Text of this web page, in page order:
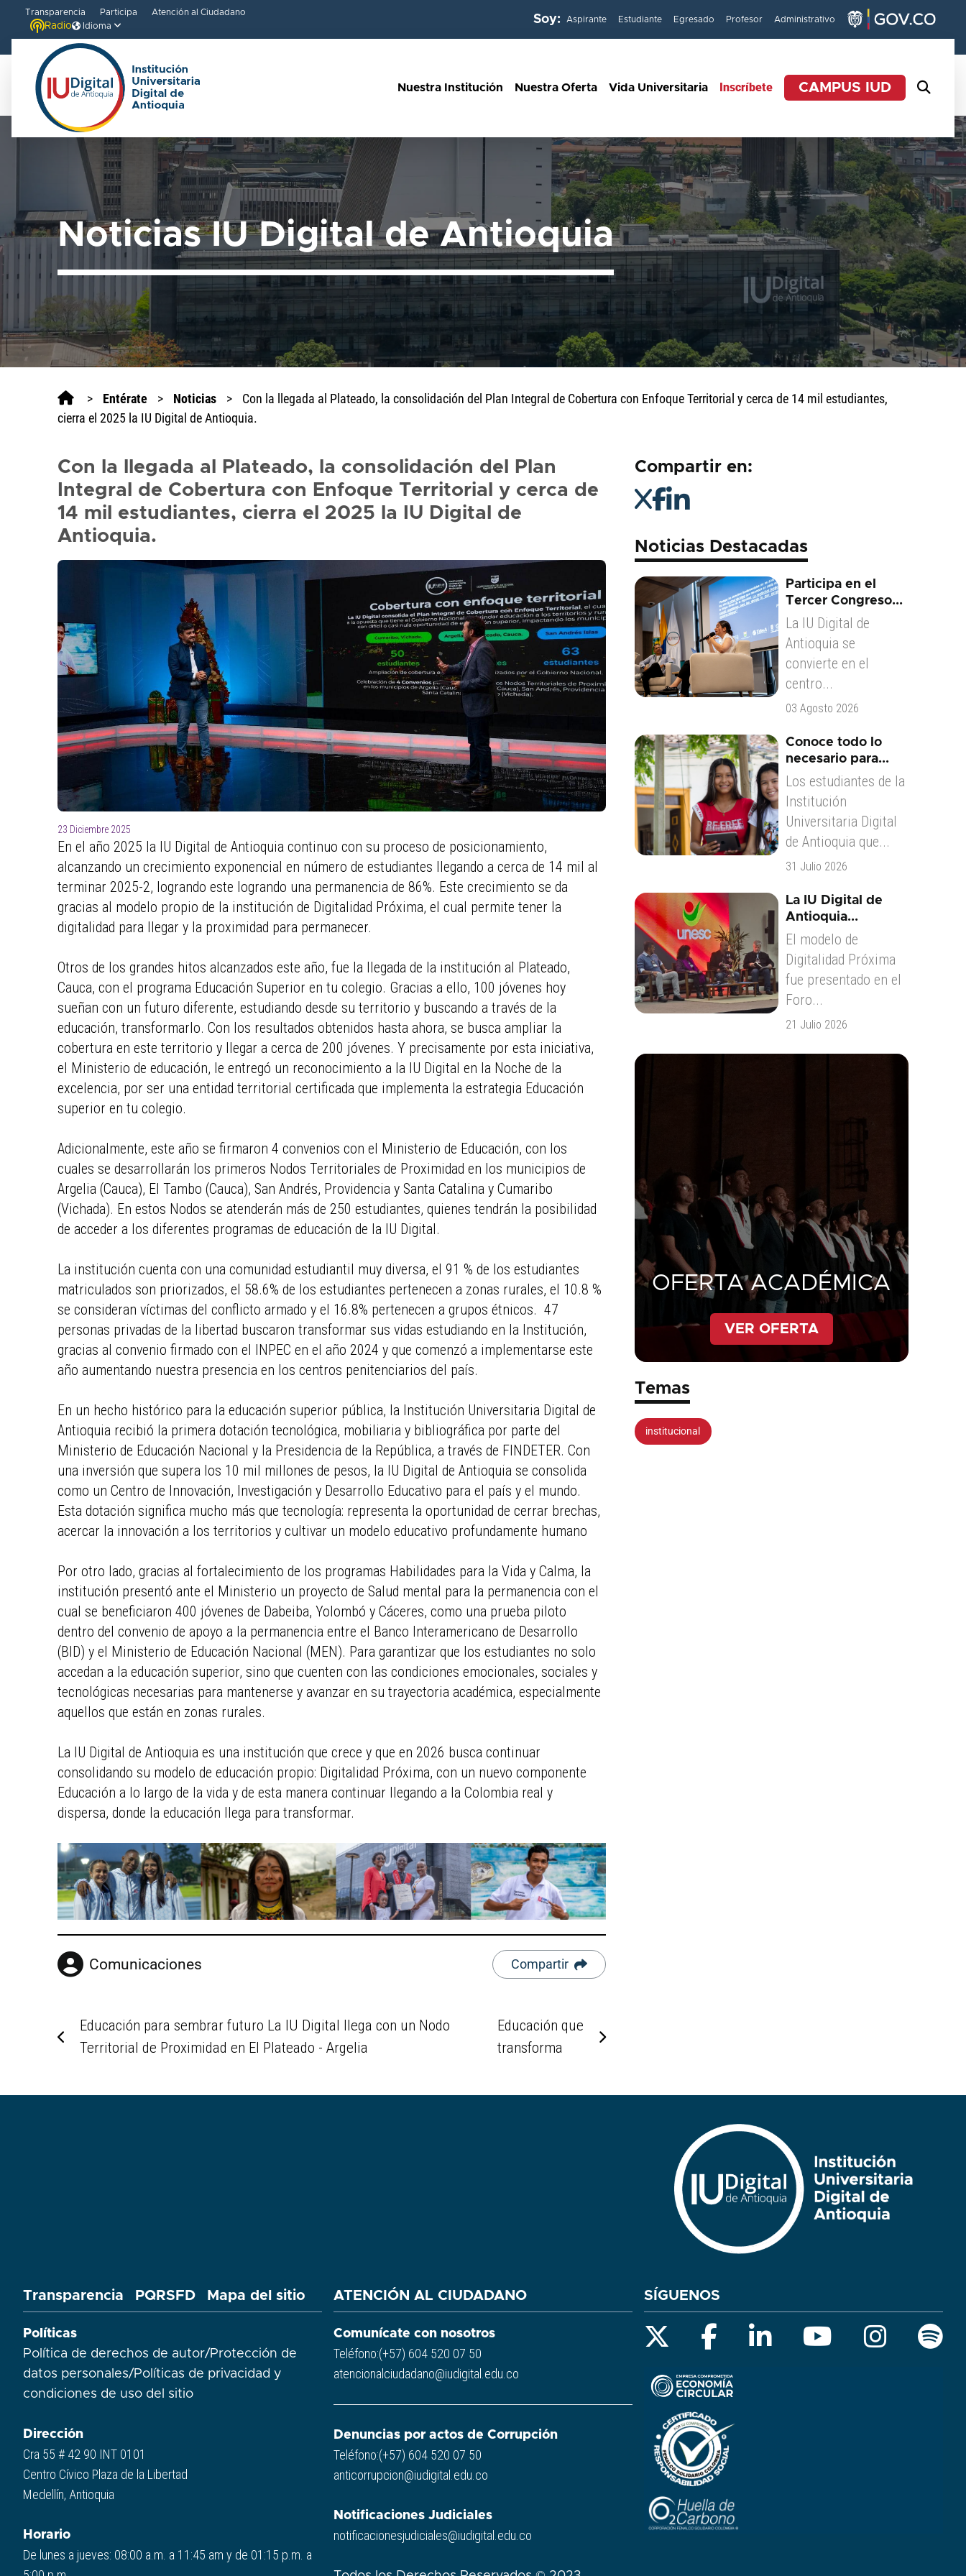
Transparencia Participa Atención al Ciudadano
Radio Idioma Soy: Aspirante Estudiante Egresado Profesor Administrativo
Nuestra Institución Nuestra Oferta Vida Universitaria Inscríbete CAMPUS IUD
Noticias IU Digital de Antioquia
> Entérate > Noticias >
Con la llegada al Plateado, la consolidación del Plan Integral de Cobertura con Enfoque Territorial y cerca de 14 mil estudiantes,
cierra el 2025 la IU Digital de Antioquia.
Con la llegada al Plateado, la consolidación del Plan
Integral de Cobertura con Enfoque Territorial y cerca de
14 mil estudiantes, cierra el 2025 la IU Digital de
Antioquia.
23 Diciembre 2025
En el año 2025 la IU Digital de Antioquia continuo con su proceso de posicionamiento,
alcanzando un crecimiento exponencial en número de estudiantes llegando a cerca de 14 mil al
terminar 2025-2, logrando este logrando una permanencia de 86%. Este crecimiento se da
gracias al modelo propio de la institución de Digitalidad Próxima, el cual permite tener la
digitalidad para llegar y la proximidad para permanecer.
Otros de los grandes hitos alcanzados este año, fue la llegada de la institución al Plateado,
Cauca, con el programa Educación Superior en tu colegio. Gracias a ello, 100 jóvenes hoy
sueñan con un futuro diferente, estudiando desde su territorio y buscando a través de la
educación, transformarlo. Con los resultados obtenidos hasta ahora, se busca ampliar la
cobertura en este territorio y llegar a cerca de 200 jóvenes. Y precisamente por esta iniciativa,
el Ministerio de educación, le entregó un reconocimiento a la IU Digital en la Noche de la
excelencia, por ser una entidad territorial certificada que implementa la estrategia Educación
superior en tu colegio.
Adicionalmente, este año se firmaron 4 convenios con el Ministerio de Educación, con los
cuales se desarrollarán los primeros Nodos Territoriales de Proximidad en los municipios de
Argelia (Cauca), El Tambo (Cauca), San Andrés, Providencia y Santa Catalina y Cumaribo
(Vichada). En estos Nodos se atenderán más de 250 estudiantes, quienes tendrán la posibilidad
de acceder a los diferentes programas de educación de la IU Digital.
La institución cuenta con una comunidad estudiantil muy diversa, el 91 % de los estudiantes
matriculados son priorizados, el 58.6% de los estudiantes pertenecen a zonas rurales, el 10.8 %
se consideran víctimas del conflicto armado y el 16.8% pertenecen a grupos étnicos. 47
personas privadas de la libertad buscaron transformar sus vidas estudiando en la Institución,
gracias al convenio firmado con el INPEC en el año 2024 y que comenzó a implementarse este
año aumentando nuestra presencia en los centros penitenciarios del país.
En un hecho histórico para la educación superior pública, la Institución Universitaria Digital de
Antioquia recibió la primera dotación tecnológica, mobiliaria y bibliográfica por parte del
Ministerio de Educación Nacional y la Presidencia de la República, a través de FINDETER. Con
una inversión que supera los 10 mil millones de pesos, la IU Digital de Antioquia se consolida
como un Centro de Innovación, Investigación y Desarrollo Educativo para el país y el mundo.
Esta dotación significa mucho más que tecnología: representa la oportunidad de cerrar brechas,
acercar la innovación a los territorios y cultivar un modelo educativo profundamente humano
Por otro lado, gracias al fortalecimiento de los programas Habilidades para la Vida y Calma, la
institución presentó ante el Ministerio un proyecto de Salud mental para la permanencia con el
cual se beneficiaron 400 jóvenes de Dabeiba, Yolombó y Cáceres, como una prueba piloto
dentro del convenio de apoyo a la permanencia entre el Banco Interamericano de Desarrollo
(BID) y el Ministerio de Educación Nacional (MEN). Para garantizar que los estudiantes no solo
accedan a la educación superior, sino que cuenten con las condiciones emocionales, sociales y
tecnológicas necesarias para mantenerse y avanzar en su trayectoria académica, especialmente
aquellos que están en zonas rurales.
La IU Digital de Antioquia es una institución que crece y que en 2026 busca continuar
consolidando su modelo de educación propio: Digitalidad Próxima, con un nuevo componente
Educación a lo largo de la vida y de esta manera continuar llegando a la Colombia real y
dispersa, donde la educación llega para transformar.
Comunicaciones Compartir
Educación para sembrar futuro La IU Digital llega con un Nodo
Territorial de Proximidad en El Plateado - Argelia
Educación que
transforma
Compartir en:
Noticias Destacadas
Participa en el
Tercer Congreso...
La IU Digital de
Antioquia se
convierte en el
centro...
03 Agosto 2026
Conoce todo lo
necesario para...
Los estudiantes de la
Institución
Universitaria Digital
de Antioquia que...
31 Julio 2026
La IU Digital de
Antioquia...
El modelo de
Digitalidad Próxima
fue presentado en el
Foro...
21 Julio 2026
OFERTA ACADÉMICA
VER OFERTA
Temas
institucional
Transparencia PQRSFD Mapa del sitio
Políticas
Política de derechos de autor/Protección de
datos personales/Políticas de privacidad y
condiciones de uso del sitio​
Dirección
Cra 55 # 42 90 INT 0101
Centro Cívico Plaza de la Libertad
Medellín, Antioquia
Horario
De lunes a jueves: 08:00 a.m. a 11:45 am y de 01:15 p.m. a
ATENCIÓN AL CIUDADANO
Comunícate con nosotros
Teléfono:(+57) 604 520 07 50
atencionalciudadano@iudigital.edu.co
Denuncias por actos de Corrupción
Teléfono:(+57) 604 520 07 50
anticorrupcion@iudigital.edu.co
Notificaciones Judiciales
notificacionesjudiciales@iudigital.edu.co
SÍGUENOS